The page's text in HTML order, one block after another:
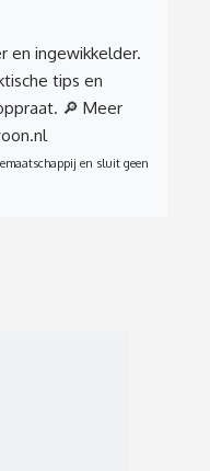
en ingewikkelder.
tips en
🔎 Meer
en sluit geen